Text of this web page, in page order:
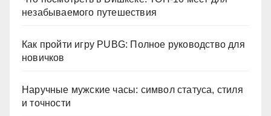
незабываемого путешествия
Как пройти игру PUBG: Полное руководство для
новичков
Наручные мужские часы: символ статуса, стиля
и точности